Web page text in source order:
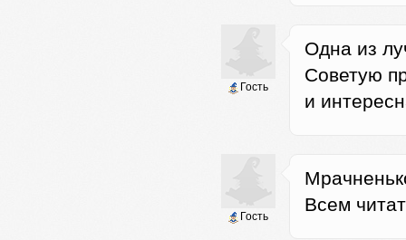
Гость
Одна из
Советую
и
Гость
Всем